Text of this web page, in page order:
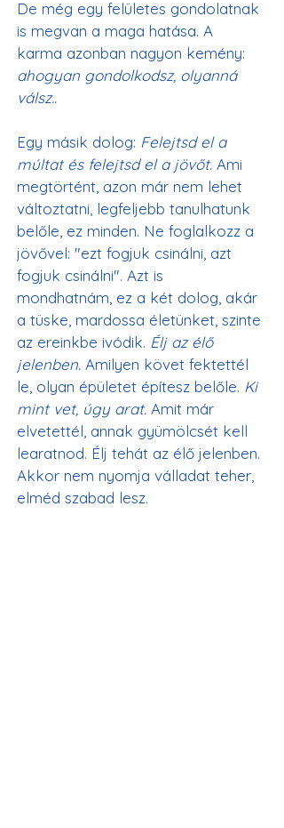
De még egy felületes gondolatnak
is megvan a maga hatása. A
karma azonban nagyon kemény:
ahogyan gondolkodsz, olyanná
válsz..
Egy másik dolog: Felejtsd el a
múltat és felejtsd el a jövőt. Ami
megtörtént, azon már nem lehet
változtatni, legfeljebb tanulhatunk
belőle, ez minden. Ne foglalkozz a
jövővel: "ezt fogjuk csinálni, azt
fogjuk csinálni". Azt is
mondhatnám, ez a két dolog, akár
a tüske, mardossa életünket, szinte
az ereinkbe ivódik. Élj az élő
jelenben. Amilyen követ fektettél
le, olyan épületet építesz belőle. Ki
mint vet, úgy arat. Amit már
elvetettél, annak gyümölcsét kell
learatnod. Élj tehát az élő jelenben.
Akkor nem nyomja válladat teher,
elméd szabad lesz.